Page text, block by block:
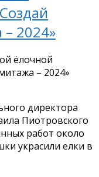
2024»
ёлочной
– 2024»
директора
Пиотровского
работ около
украсили елки в